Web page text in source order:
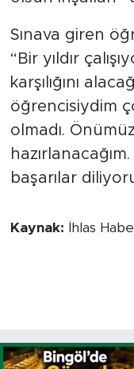
Sınava giren
“Bir yıldır
karşılığını
öğrencisiydim
olmadı.
başarılar
Kaynak: İhlas